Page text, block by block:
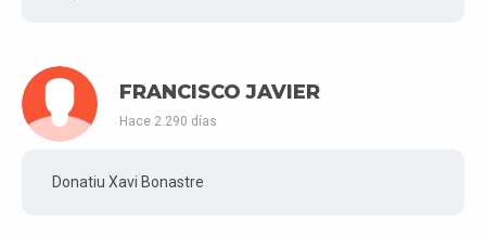
FRANCISCO JAVIER
Hace 2.290 días
Donatiu Xavi Bonastre